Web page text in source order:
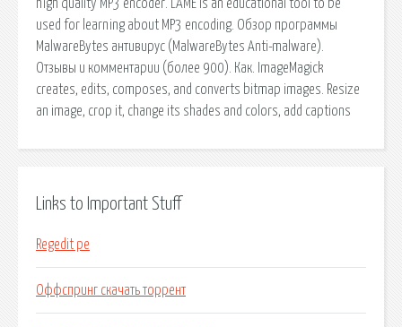
high quality MP3 encoder. LAME is an educational tool to be
used for learning about MP3 encoding. Обзор программы
MalwareBytes антивирус (MalwareBytes Anti-malware).
Отзывы и комментарии (более 900). Как. ImageMagick
creates, edits, composes, and converts bitmap images. Resize
an image, crop it, change its shades and colors, add captions
Links to Important Stuff
Regedit pe
Оффспринг скачать торрент